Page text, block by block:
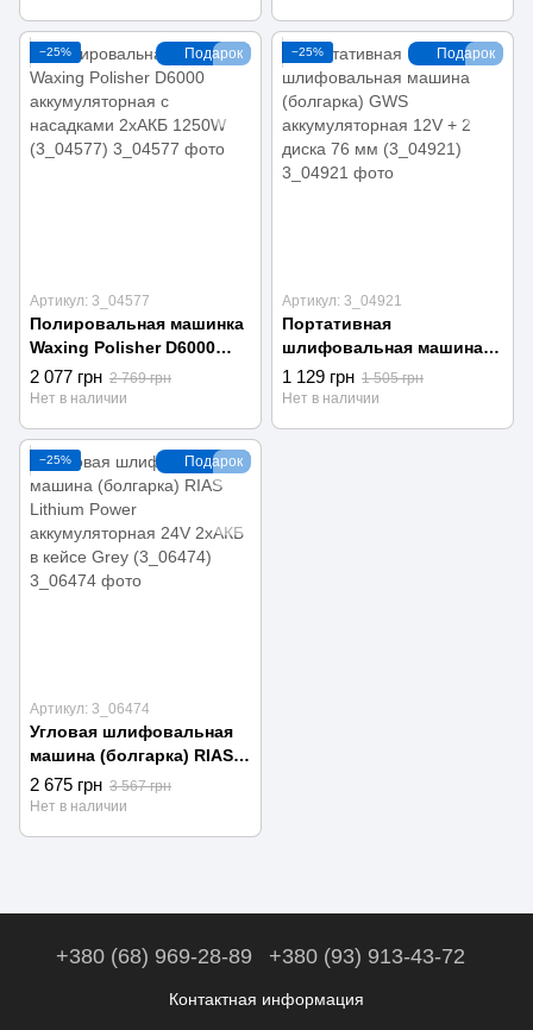
Подарок
−25%
Артикул: 3_04577
Полировальная машинка
Waxing Polisher D6000
аккумуляторная с
насадками 2хАКБ 1250W
2 077 грн 2 769 грн
Нет в наличии
Подарок
−25%
Артикул: 3_04921
Портативная
шлифовальная машина
(болгарка) GWS
аккумуляторная 12V + 2
1 129 грн 1 505 грн
Нет в наличии
Подарок
−25%
Артикул: 3_06474
Угловая шлифовальная
машина (болгарка) RIAS
Lithium Power
аккумуляторная 24V
2 675 грн 3 567 грн
Нет в наличии
+380 (68) 969-28-89 +380 (93) 913-43-72
Контактная информация